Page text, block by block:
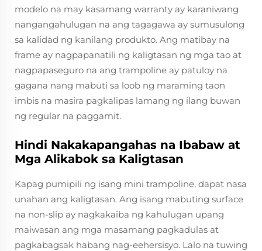
modelo na may kasamang warranty ay karaniwang
nangangahulugan na ang tagagawa ay sumusulong
sa kalidad ng kanilang produkto. Ang matibay na
frame ay nagpapanatili ng kaligtasan ng mga tao at
nagpapaseguro na ang trampoline ay patuloy na
gagana nang mabuti sa loob ng maraming taon
imbis na masira pagkalipas lamang ng ilang buwan
ng regular na paggamit.
Hindi Nakakapangahas na Ibabaw at
Mga Alikabok sa Kaligtasan
Kapag pumipili ng isang mini trampoline, dapat nasa
unahan ang kaligtasan. Ang isang mabuting surface
na non-slip ay nagkakaiba ng kahulugan upang
maiwasan ang mga masamang pagkadulas at
pagkabagsak habang nag-eehersisyo. Lalo na tuwing